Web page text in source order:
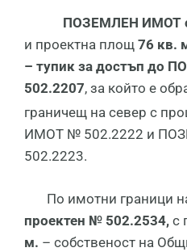
ПОЗЕМЛЕН ИМОТ
и проектна площ 76 кв.
– тупик за достъп до
502.2207, за който е
граничещ на север с
ИМОТ № 502.2222 и
502.2223.
По имотни граници
проектен № 502.2534, с
м. – собственост на